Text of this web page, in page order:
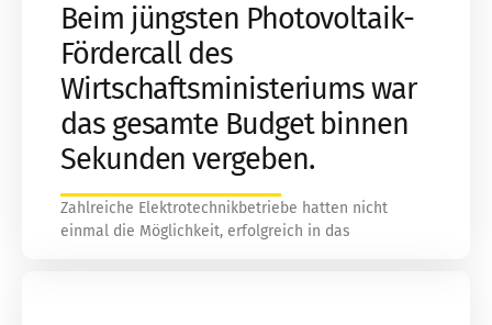
Beim jüngsten Photovoltaik-
Fördercall des
Wirtschaftsministeriums war
das gesamte Budget binnen
Sekunden vergeben.
Zahlreiche Elektrotechnikbetriebe hatten nicht
einmal die Möglichkeit, erfolgreich in das